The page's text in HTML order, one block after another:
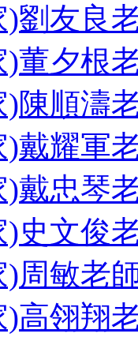
)劉友良
)董夕根
)陳順濤
)戴耀軍
)戴忠琴
)史文俊
)周敏老
)高翎翔